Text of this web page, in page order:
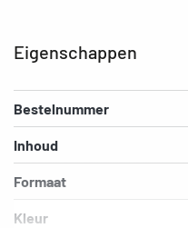
Eigenschappen
Bestelnummer
Inhoud
Formaat
Kleur